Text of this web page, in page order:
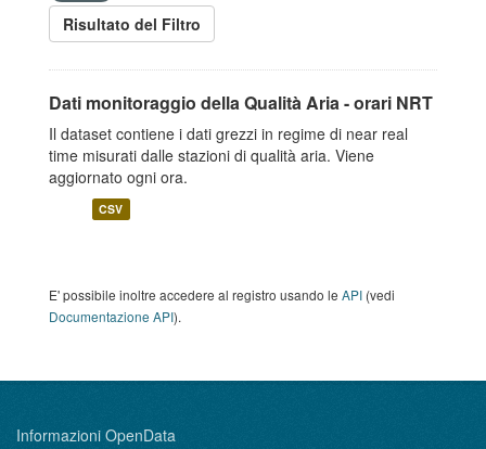
Risultato del Filtro
Dati monitoraggio della Qualità Aria - orari NRT
Il dataset contiene i dati grezzi in regime di near real
time misurati dalle stazioni di qualità aria. Viene
aggiornato ogni ora.
CSV
E' possibile inoltre accedere al registro usando le API (vedi
Documentazione API).
Informazioni OpenData